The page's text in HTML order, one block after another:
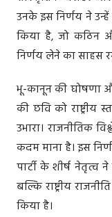
उनके इस निर्णय ने
किया है, जो कठिन
निर्णय लेने का साहस
भू-कानून की घोषणा
की छवि को
उभारा। राजनीतिक
कदम माना है। इस
पार्टी के शीर्ष नेतृत्व
बल्कि राष्ट्रीय
किया है।